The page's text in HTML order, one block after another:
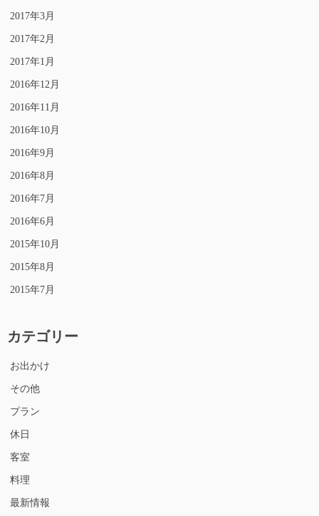
2017年3月
2017年2月
2017年1月
2016年12月
2016年11月
2016年10月
2016年9月
2016年8月
2016年7月
2016年6月
2015年10月
2015年8月
2015年7月
カテゴリー
お出かけ
その他
プラン
休日
客室
料理
最新情報